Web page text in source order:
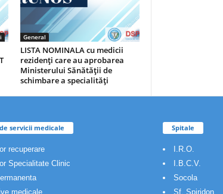
General
LISTA NOMINALA cu medicii
rezidenţi care au aprobarea
Ministerului Sănătăţii de
schimbare a specialităţi
servicii medicale
recuperare
Specialitate Clinic
medicale
Spitale
I.R.O.
I.B.C.V.
Socola
Sf. Spiridon